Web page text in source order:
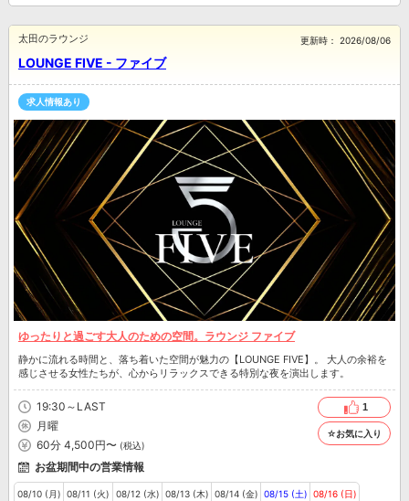
LOUNGE FIVE - ファイブ
太田のラウンジ 更新時： 2026/08/06
求人情報あり
ゆったりと過ごす大人のための空間。ラウンジ ファイブ
静かに流れる時間と、落ち着いた空間が魅力の【LOUNGE FIVE】。 大人の余裕を
感じさせる女性たちが、心からリラックスできる特別な夜を演出します。
19:30～LAST
月曜
60分 4,500円〜 (税込)
1
☆お気に入り
お盆期間中の営業情報
08/10 (月) 08/11 (火) 08/12 (水) 08/13 (木) 08/14 (金) 08/15 (土) 08/16 (日)